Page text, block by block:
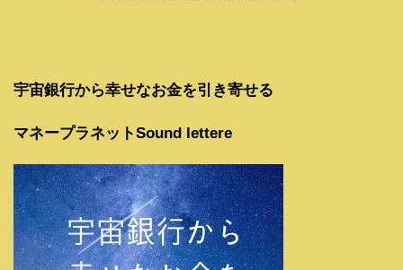
宇宙銀行から幸せなお金を引き寄せる
マネープラネットSound lettere